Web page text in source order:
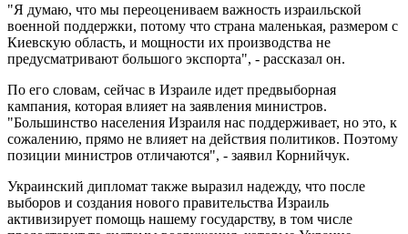
"Я думаю, что мы переоцениваем важность израильской
военной поддержки, потому что страна маленькая, размером с
Киевскую область, и мощности их производства не
предусматривают большого экспорта", - рассказал он.
По его словам, сейчас в Израиле идет предвыборная
кампания, которая влияет на заявления министров.
"Большинство населения Израиля нас поддерживает, но это, к
сожалению, прямо не влияет на действия политиков. Поэтому
позиции министров отличаются", - заявил Корнийчук.
Украинский дипломат также выразил надежду, что после
выборов и создания нового правительства Израиль
активизирует помощь нашему государству, в том числе